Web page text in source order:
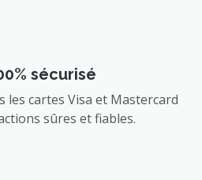
sécurisé
les cartes Visa et Mastercard
sûres et fiables.